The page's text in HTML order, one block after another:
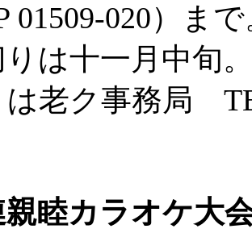
01509-020）ま
は十一月中旬
老ク事務局
睦カラオケ大